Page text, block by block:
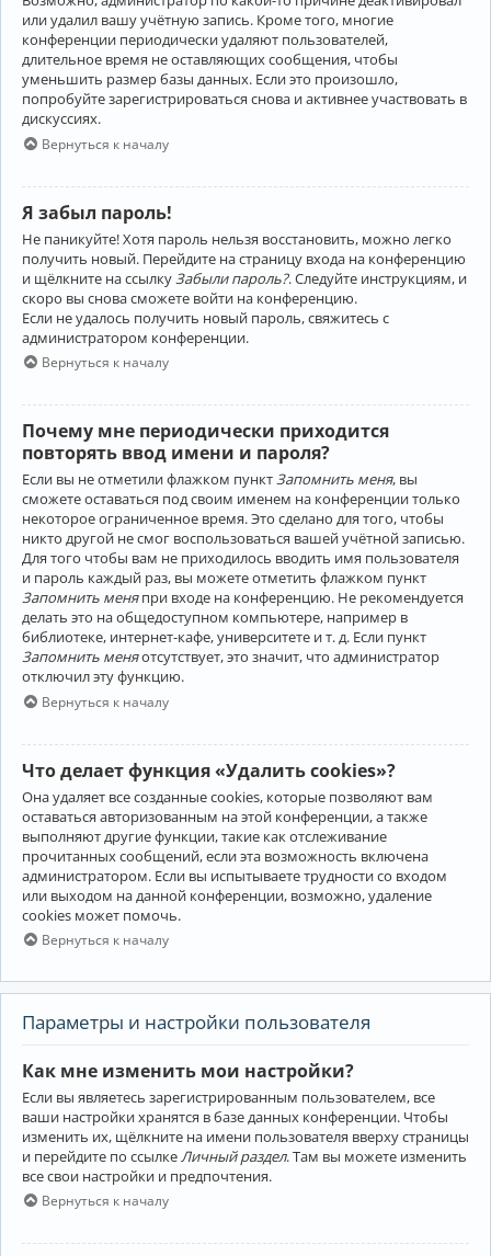
или удалил вашу учётную запись. Кроме того, многие
конференции периодически удаляют пользователей,
длительное время не оставляющих сообщения, чтобы
уменьшить размер базы данных. Если это произошло,
попробуйте зарегистрироваться снова и активнее участвовать в
дискуссиях.
Вернуться к началу
Я забыл пароль!
Не паникуйте! Хотя пароль нельзя восстановить, можно легко
получить новый. Перейдите на страницу входа на конференцию
и щёлкните на ссылку Забыли пароль?. Следуйте инструкциям, и
скоро вы снова сможете войти на конференцию.
Если не удалось получить новый пароль, свяжитесь с
администратором конференции.
Вернуться к началу
Почему мне периодически приходится
повторять ввод имени и пароля?
Если вы не отметили флажком пунктЗапомнить меня, вы
сможете оставаться под своим именем на конференции только
некоторое ограниченное время. Это сделано для того, чтобы
никто другой не смог воспользоваться вашей учётной записью.
Для того чтобы вам не приходилось вводить имя пользователя
и пароль каждый раз, вы можете отметить флажком пункт
Запомнить меняпри входе на конференцию. Не рекомендуется
делать это на общедоступном компьютере, например в
библиотеке, интернет-кафе, университете и т. д. Если пункт
Запомнить меняотсутствует, это значит, что администратор
отключил эту функцию.
Вернуться к началу
Что делает функция «Удалить cookies»?
Она удаляет все созданные cookies, которые позволяют вам
оставаться авторизованным на этой конференции, а также
выполняют другие функции, такие как отслеживание
прочитанных сообщений, если эта возможность включена
администратором. Если вы испытываете трудности со входом
или выходом на данной конференции, возможно, удаление
cookies может помочь.
Вернуться к началу
Параметры и настройки пользователя
Как мне изменить мои настройки?
Если вы являетесь зарегистрированным пользователем, все
ваши настройки хранятся в базе данных конференции. Чтобы
изменить их, щёлкните на имени пользователя вверху страницы
и перейдите по ссылке Личный раздел. Там вы можете изменить
все свои настройки и предпочтения.
Вернуться к началу